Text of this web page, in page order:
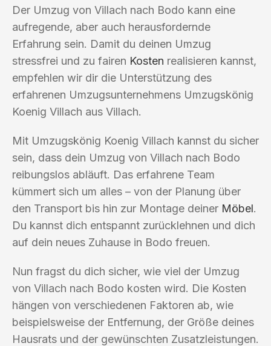
Der Umzug von Villach nach Bodo kann eine
aufregende, aber auch herausfordernde
Erfahrung sein. Damit du deinen Umzug
stressfrei und zu fairen Kosten realisieren kannst,
empfehlen wir dir die Unterstützung des
erfahrenen Umzugsunternehmens Umzugskönig
Koenig Villach aus Villach.
Mit Umzugskönig Koenig Villach kannst du sicher
sein, dass dein Umzug von Villach nach Bodo
reibungslos abläuft. Das erfahrene Team
kümmert sich um alles – von der Planung über
den Transport bis hin zur Montage deiner Möbel.
Du kannst dich entspannt zurücklehnen und dich
auf dein neues Zuhause in Bodo freuen.
Nun fragst du dich sicher, wie viel der Umzug
von Villach nach Bodo kosten wird. Die Kosten
hängen von verschiedenen Faktoren ab, wie
beispielsweise der Entfernung, der Größe deines
Hausrats und der gewünschten Zusatzleistungen.